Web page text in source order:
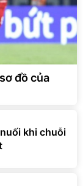
đồ của
khi chuỗi